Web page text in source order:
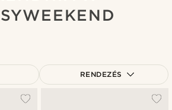
RENDEZÉS